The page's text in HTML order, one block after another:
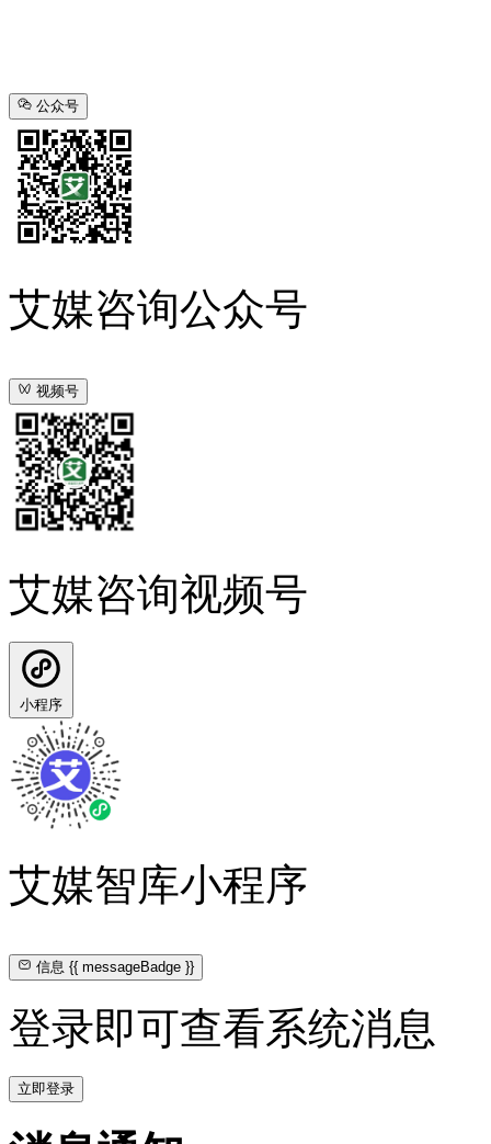
公众号
艾媒咨询公众号
视频号
艾媒咨询视频号
小程序
艾媒智库小程序
信息{{ messageBadge }}
登录即可查看系统消息
立即登录